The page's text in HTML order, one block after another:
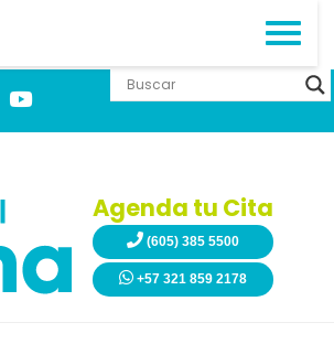
Agenda tu Cita
(605) 385 5500
+57 321 859 2178